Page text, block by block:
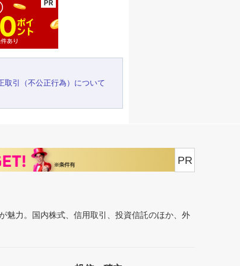
取引（不公正行為）について
PR
魅力。国内株式、信用取引、投資信託のほか、外